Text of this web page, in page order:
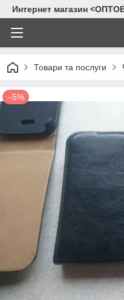
Интернет магазин
Товари та послуги
–5%